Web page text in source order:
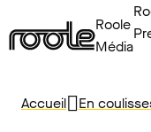
Roole
Média
Accueil En